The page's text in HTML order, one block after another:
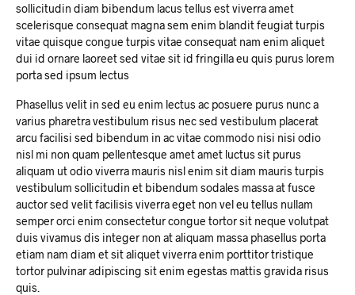
sollicitudin diam bibendum lacus tellus est viverra amet
scelerisque consequat magna sem enim blandit feugiat turpis
vitae quisque congue turpis vitae consequat nam enim aliquet
dui id ornare laoreet sed vitae sit id fringilla eu quis purus lorem
porta sed ipsum lectus
Phasellus velit in sed eu enim lectus ac posuere purus nunc a
varius pharetra vestibulum risus nec sed vestibulum placerat
arcu facilisi sed bibendum in ac vitae commodo nisi nisi odio
nisl mi non quam pellentesque amet amet luctus sit purus
aliquam ut odio viverra mauris nisl enim sit diam mauris turpis
vestibulum sollicitudin et bibendum sodales massa at fusce
auctor sed velit facilisis viverra eget non vel eu tellus nullam
semper orci enim consectetur congue tortor sit neque volutpat
duis vivamus dis integer non at aliquam massa phasellus porta
etiam nam diam et sit aliquet viverra enim porttitor tristique
tortor pulvinar adipiscing sit enim egestas mattis gravida risus
quis.